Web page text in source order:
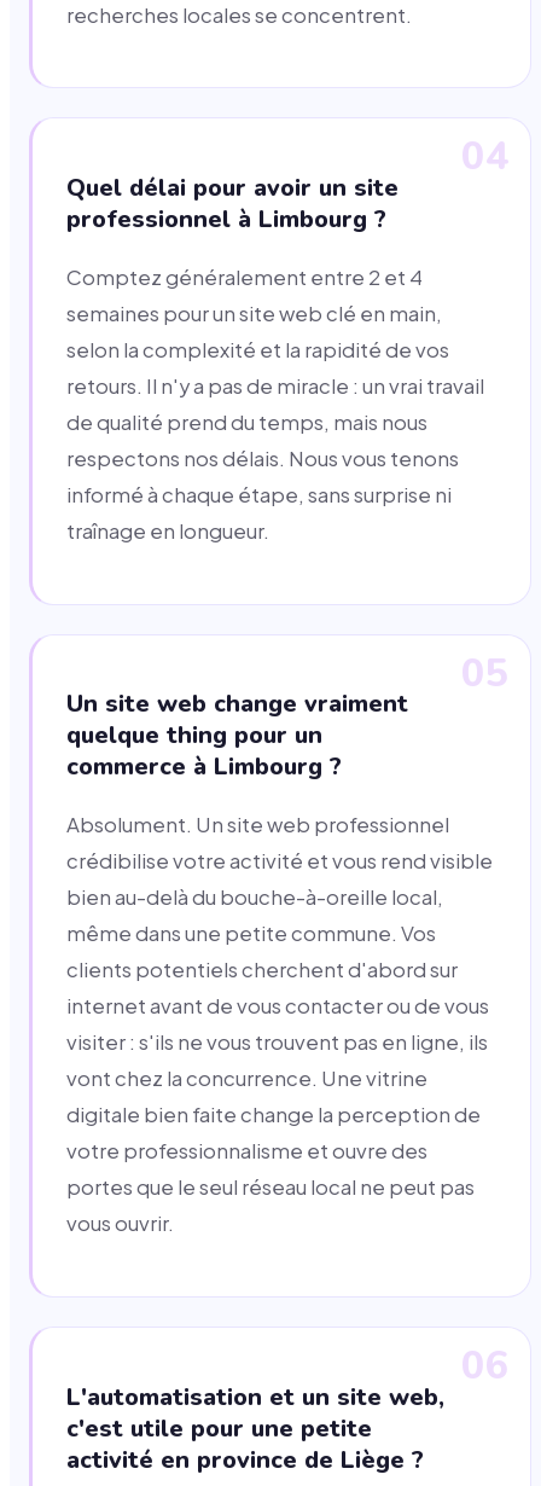
recherches locales se concentrent.
04
Quel délai pour avoir un site
professionnel à Limbourg ?
Comptez généralement entre 2 et 4
semaines pour un site web clé en main,
selon la complexité et la rapidité de vos
retours. Il n'y a pas de miracle : un vrai travail
de qualité prend du temps, mais nous
respectons nos délais. Nous vous tenons
informé à chaque étape, sans surprise ni
traînage en longueur.
05
Un site web change vraiment
quelque thing pour un
commerce à Limbourg ?
Absolument. Un site web professionnel
crédibilise votre activité et vous rend visible
bien au-delà du bouche-à-oreille local,
même dans une petite commune. Vos
clients potentiels cherchent d'abord sur
internet avant de vous contacter ou de vous
visiter : s'ils ne vous trouvent pas en ligne, ils
vont chez la concurrence. Une vitrine
digitale bien faite change la perception de
votre professionnalisme et ouvre des
portes que le seul réseau local ne peut pas
vous ouvrir.
06
L'automatisation et un site web,
c'est utile pour une petite
activité en province de Liège ?